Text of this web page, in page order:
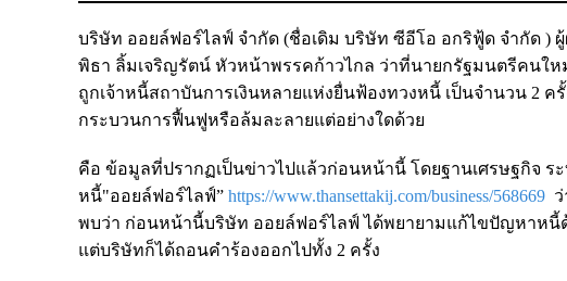
บริษัท ออยล์ฟอร์ไลฟ์ จำกัด (ชื่อเดิม บริษัท ซีอีโอ อกริฟู้ด จำกัด )
พิธา ลิ้มเจริญรัตน์ หัวหน้าพรรคก้าวไกล ว่าที่นายกรัฐมนตรีคนให
ถูกเจ้าหนี้สถาบันการเงินหลายแห่งยื่นฟ้องทวงหนี้ เป็นจำนวน 2
กระบวนการฟื้นฟูหรือล้มละลายแต่อย่างใดด้วย
คือ ข้อมูลที่ปรากฏเป็นข่าวไปแล้วก่อนหน้านี้ โดยฐานเศรษฐกิจ ร
หนี้"ออยล์ฟอร์ไลฟ์” https://www.thansettakij.com/business/568669
พบว่า ก่อนหน้านี้บริษัท ออยล์ฟอร์ไลฟ์ ได้พยายามแก้ไขปัญหาหนี้
แต่บริษัทก็ได้ถอนคำร้องออกไปทั้ง 2 ครั้ง